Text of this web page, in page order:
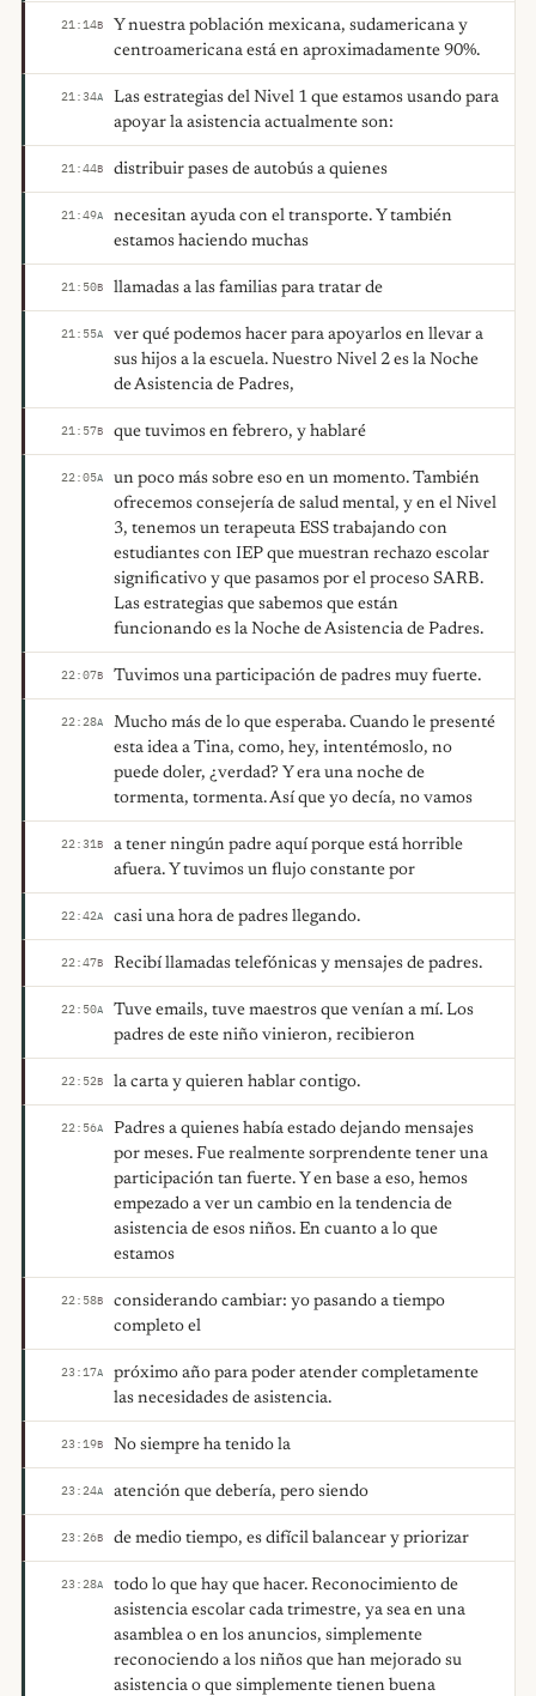
21:14B
Y nuestra población mexicana, sudamericana y
centroamericana está en aproximadamente 90%.
21:34A
Las estrategias del Nivel 1 que estamos usando para
apoyar la asistencia actualmente son:
21:44B distribuir pases de autobús a quienes
21:49A
necesitan ayuda con el transporte. Y también
estamos haciendo muchas
21:50B llamadas a las familias para tratar de
21:55A
ver qué podemos hacer para apoyarlos en llevar a
sus hijos a la escuela. Nuestro Nivel 2 es la Noche
de Asistencia de Padres,
21:57B que tuvimos en febrero, y hablaré
22:05A
un poco más sobre eso en un momento. También
ofrecemos consejería de salud mental, y en el Nivel
3, tenemos un terapeuta ESS trabajando con
estudiantes con IEP que muestran rechazo escolar
significativo y que pasamos por el proceso SARB.
Las estrategias que sabemos que están
funcionando es la Noche de Asistencia de Padres.
22:07B Tuvimos una participación de padres muy fuerte.
22:28A
Mucho más de lo que esperaba. Cuando le presenté
esta idea a Tina, como, hey, intentémoslo, no
puede doler, ¿verdad? Y era una noche de
tormenta, tormenta. Así que yo decía, no vamos
22:31B
a tener ningún padre aquí porque está horrible
afuera. Y tuvimos un flujo constante por
22:42A casi una hora de padres llegando.
22:47B Recibí llamadas telefónicas y mensajes de padres.
22:50A
Tuve emails, tuve maestros que venían a mí. Los
padres de este niño vinieron, recibieron
22:52B la carta y quieren hablar contigo.
22:56A
Padres a quienes había estado dejando mensajes
por meses. Fue realmente sorprendente tener una
participación tan fuerte. Y en base a eso, hemos
empezado a ver un cambio en la tendencia de
asistencia de esos niños. En cuanto a lo que
estamos
22:58B
considerando cambiar: yo pasando a tiempo
completo el
23:17A
próximo año para poder atender completamente
las necesidades de asistencia.
23:19B No siempre ha tenido la
23:24A atención que debería, pero siendo
23:26B de medio tiempo, es difícil balancear y priorizar
23:28A
todo lo que hay que hacer. Reconocimiento de
asistencia escolar cada trimestre, ya sea en una
asamblea o en los anuncios, simplemente
reconociendo a los niños que han mejorado su
asistencia o que simplemente tienen buena